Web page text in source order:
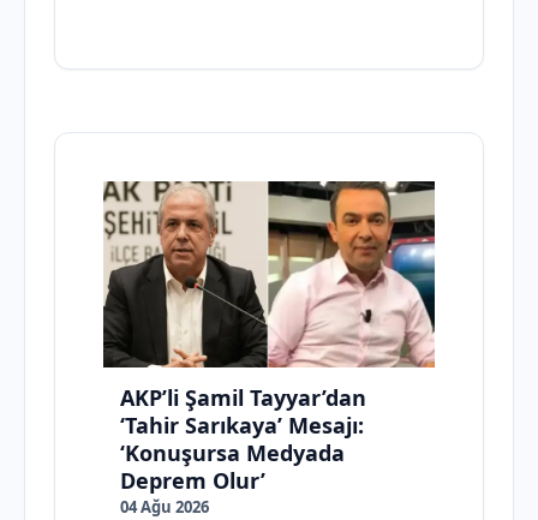
AKP’li Şamil Tayyar’dan
‘Tahir Sarıkaya’ Mesajı:
‘Konuşursa Medyada
Deprem Olur’
04 Ağu 2026